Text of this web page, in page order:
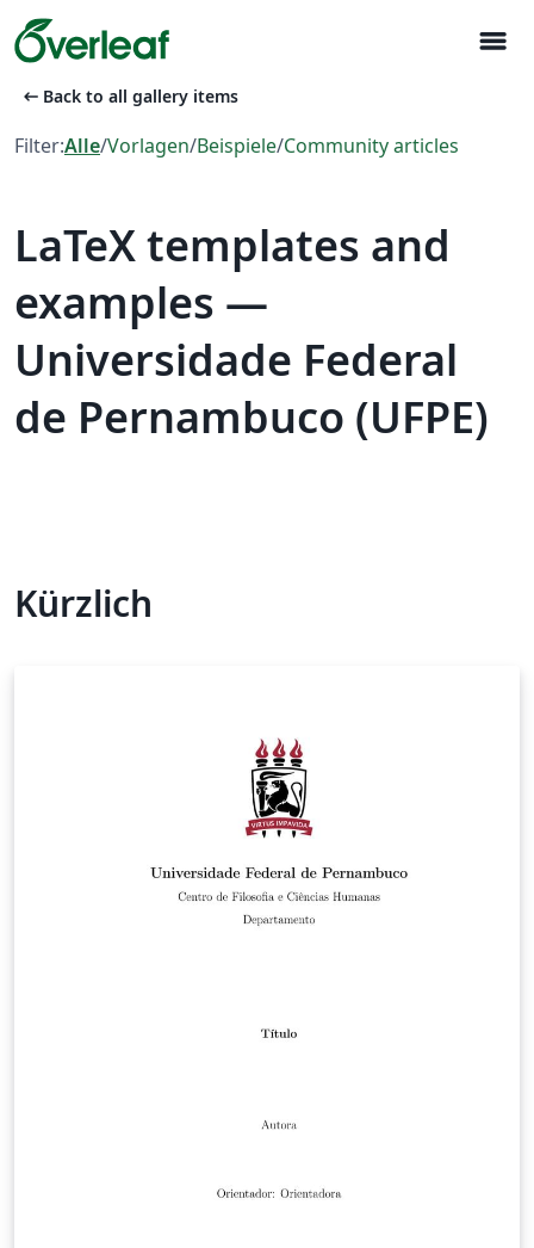
menu
arrow_left_alt Back to all gallery items
Filter:Alle/Vorlagen/Beispiele/Community articles
LaTeX templates and
examples —
Universidade Federal
de Pernambuco (UFPE)
Kürzlich